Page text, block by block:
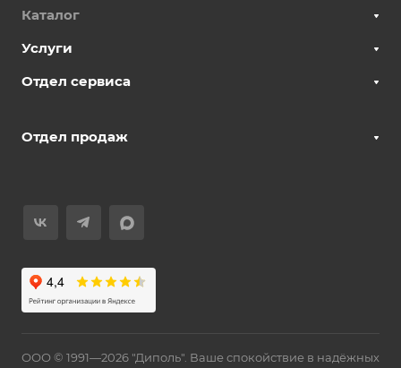
Каталог
Услуги
Отдел сервиса
Отдел продаж
ООО © 1991—2026 "Диполь". Ваше спокойствие в надёжных